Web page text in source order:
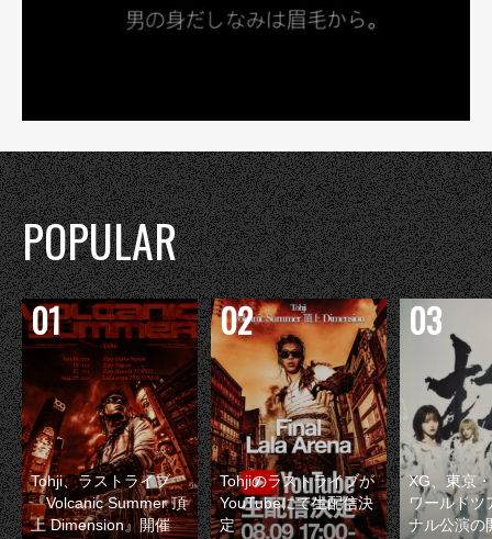
POPULAR
Tohji、ラストライブ
『Volcanic Summer 頂
上 Dimension』開催
Tohjiのラストライブが
YouTubeにて生配信決
定
XG、東京
ワールドツ
ナル公演の